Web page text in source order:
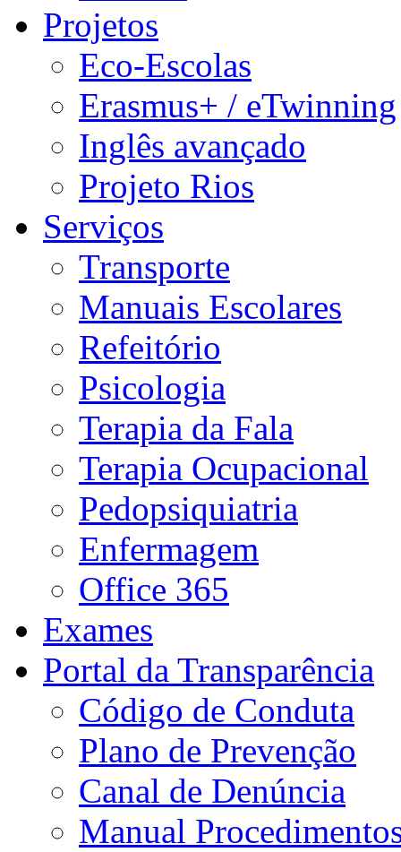
Projetos
Eco-Escolas
Erasmus+ / eTwinning
Inglês avançado
Projeto Rios
Serviços
Transporte
Manuais Escolares
Refeitório
Psicologia
Terapia da Fala
Terapia Ocupacional
Pedopsiquiatria
Enfermagem
Office 365
Exames
Portal da Transparência
Código de Conduta
Plano de Prevenção
Canal de Denúncia
Manual